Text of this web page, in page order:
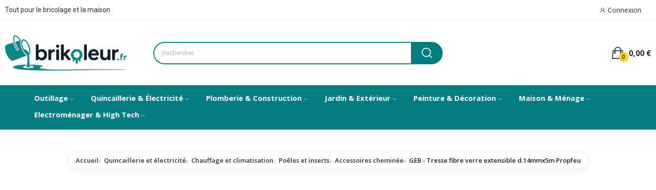
Tout pour le bricolage et la maison Connexion
0,00 €
0
Outillage Quincaillerie & Électricité Plomberie & Construction Jardin & Extérieur Peinture & Décoration
Maison & Ménage
Electroménager & High Tech
Accueil Quincaillerie et électricité Chauffage et climatisation Poêles et inserts Accessoires cheminée GEB - Tresse fibre verre extensible d.14mmx5m Propfeu